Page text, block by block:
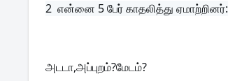
2 என்னை 5 பேர் காதலித்து ஏமாற்றினர்:
அடடா,அப்புறம்?மேடம்?